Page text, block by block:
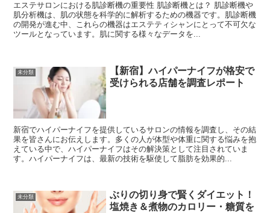
エステサロンにおける肌診断機の重要性 肌診断機とは？ 肌診断機や
肌分析機は、肌の状態を科学的に解析するための機器です。肌診断機
の開発が進む中、これらの機器はエステティシャンにとって不可欠な
ツールとなっています。肌に関する様々なデータを...
未分類
【新宿】ハイパーナイフが格安で
受けられる店舗を調査レポート
新宿でハイパーナイフを提供しているサロンの情報を調査し、その結
果を皆さんにお伝えします。多くの人が体型や体重に関する悩みを抱
えている中で、ハイパーナイフはその解決策として注目されていま
す。ハイパーナイフは、最新の技術を駆使して脂肪を効果的...
未分類
ぶりの切り身で賢くダイエット！
塩焼き＆煮物のカロリー・糖質を